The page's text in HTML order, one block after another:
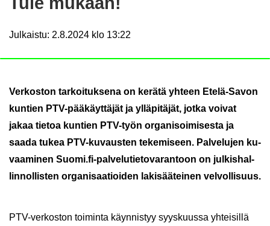
Julkaistu: 2.8.2024 klo 13:22
Ver­kos­ton tar­koi­tuk­se­na on ke­rä­tä yh­teen Etelä-​Savon
kun­tien PTV-​pääkäyttäjät ja yl­lä­pi­tä­jät, jotka voi­vat
jakaa tie­toa kun­tien PTV-​työn or­ga­ni­soi­mi­ses­ta ja
saada tukea PTV-​kuvausten te­ke­mi­seen. Pal­ve­lu­jen ku­
vaa­mi­nen Suomi.fi-​palvelutietovarantoon on jul­kis­hal­
lin­nol­lis­ten or­ga­ni­saa­tioi­den la­ki­sää­tei­nen vel­vol­li­suus.
PTV-​verkoston toi­min­ta käyn­nis­tyy syys­kuus­sa yh­tei­sil­lä